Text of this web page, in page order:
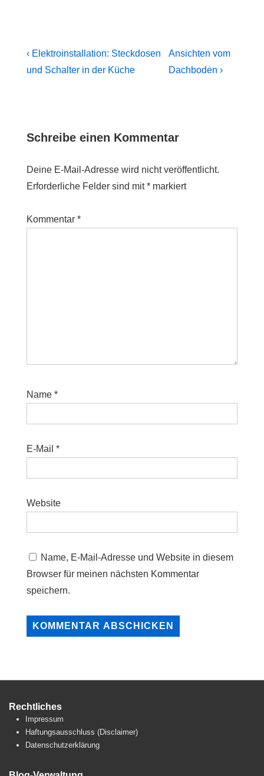
Beitragsnavigation
Previous
Post
‹ Elektroinstallation: Steckdosen
und Schalter in der Küche
Next
Post
Ansichten vom
Dachboden ›
Schreibe einen Kommentar
Deine E-Mail-Adresse wird nicht veröffentlicht.
Erforderliche Felder sind mit* markiert
Kommentar *
Name *
E-Mail *
Website
Name, E-Mail-Adresse und Website in diesem
Browser für meinen nächsten Kommentar
speichern.
Rechtliches
Impressum
Haftungsausschluss (Disclaimer)
Datenschutzerklärung